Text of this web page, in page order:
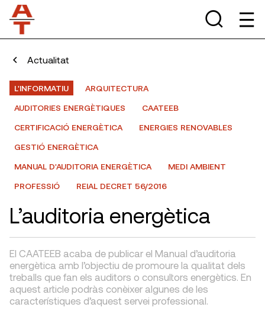
Actualitat
L'INFORMATIU
ARQUITECTURA
AUDITORIES ENERGÈTIQUES
CAATEEB
CERTIFICACIÓ ENERGÈTICA
ENERGIES RENOVABLES
GESTIÓ ENERGÈTICA
MANUAL D'AUDITORIA ENERGÈTICA
MEDI AMBIENT
PROFESSIÓ
REIAL DECRET 56/2016
L’auditoria energètica
El CAATEEB acaba de publicar el Manual d’auditoria
energètica amb l’objectiu de promoure la qualitat dels
treballs que fan els auditors o consultors energètics. En
aquest article podràs conèixer algunes de les
característiques d’aquest servei professional.